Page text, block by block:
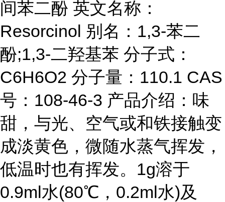
间苯二酚 英文名称：
Resorcinol 别名：1,3-苯二
酚;1,3-二羟基苯 分子式：
C6H6O2 分子量：110.1 CAS
号：108-46-3 产品介绍：味
甜，与光、空气或和铁接触变
成淡黄色，微随水蒸气挥发，
低温时也有挥发。1g溶于
0.9ml水(80℃，0.2ml水)及